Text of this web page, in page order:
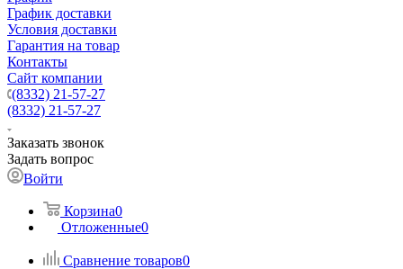
График доставки
Условия доставки
Гарантия на товар
Контакты
Сайт компании
(8332) 21-57-27
(8332) 21-57-27
Заказать звонок
Задать вопрос
Войти
Корзина0
Отложенные0
Сравнение товаров0